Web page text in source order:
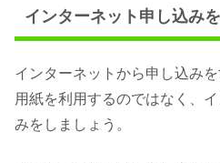
インターネット申し込み
インターネットから申し込み
用紙を利用するのではなく、
みをしましょう。